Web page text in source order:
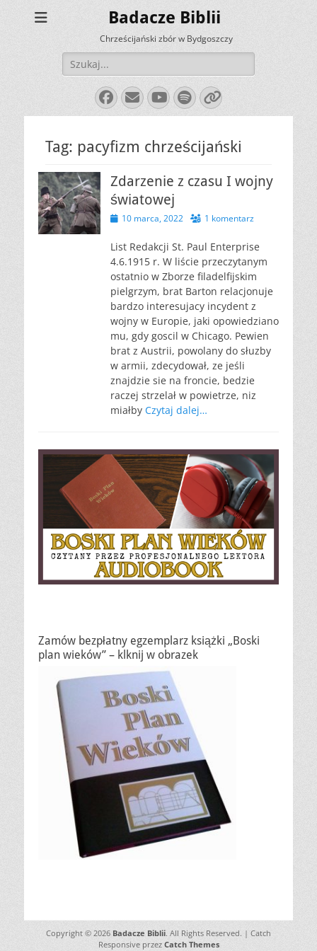
Badacze Biblii
Chrześcijański zbór w Bydgoszczy
Szukaj:
Facebook
E-
mail
YouTube
Spotify
Link
Tag: pacyfizm chrześcijański
Zdarzenie z czasu I wojny
światowej
Opublikowano
10 marca, 2022 1 komentarz
List Redakcji St. Paul Enterprise
4.6.1915 r. W liście przeczytanym
ostatnio w Zborze filadelfijskim
pielgrzym, brat Barton relacjonuje
bardzo interesujacy incydent z
wojny w Europie, jaki opowiedziano
mu, gdy goscil w Chicago. Pewien
brat z Austrii, powolany do słuzby
w armii, zdecydował, ze jeśli
znajdzie sie na froncie, bedzie
raczej strzelał w powietrze, niz
miałby Czytaj dalej…
Zamów bezpłatny egzemplarz książki „Boski
plan wieków” – klknij w obrazek
Copyright © 2026 Badacze Biblii. All Rights Reserved. | Catch
Responsive przez Catch Themes